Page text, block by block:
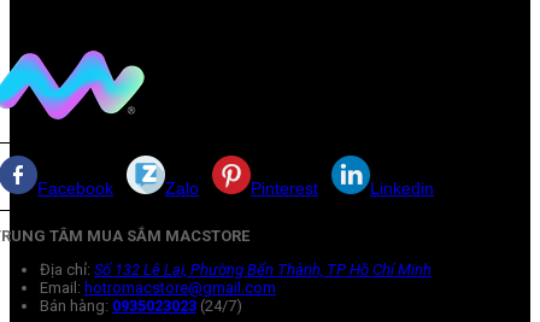
Facebook Zalo Pinterest Linkedin
TÂM MUA SẮM MACSTORE
Địa chỉ: Số 132 Lê Lai, Phường Bến Thành, TP Hồ Chí Minh
Email: hotromacstore@gmail.com
Bán hàng: 0935023023 (24/7)